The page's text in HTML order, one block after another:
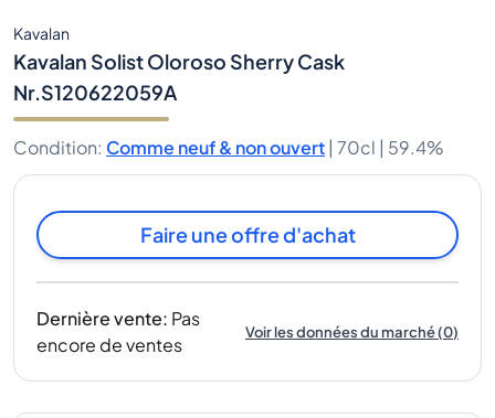
Kavalan
Kavalan Solist Oloroso Sherry Cask
Nr.S120622059A
Condition: Comme neuf & non ouvert | 70cl | 59.4%
Faire une offre d'achat
Dernière vente: Pas
encore de ventes
Voir les données du marché(0)